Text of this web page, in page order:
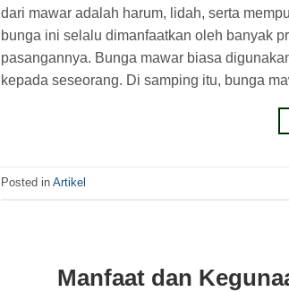
dari mawar adalah harum, lidah, serta
bunga ini selalu dimanfaatkan oleh banyak
pasangannya. Bunga mawar biasa
kepada seseorang. Di samping itu, bunga
Posted in Artikel
Manfaat dan